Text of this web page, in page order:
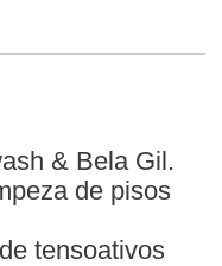
& Bela Gil.
de pisos
tensoativos